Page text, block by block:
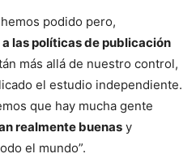
podido pero,
las políticas de publicación
más allá de nuestro control,
el estudio independiente.
que hay mucha gente
realmente buenas y
el mundo”.